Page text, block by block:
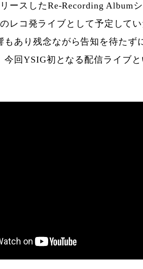
ースしたRe-Recording Album
のレコ発ライブとして予定して
もあり残念ながら告知を待たず
今回YSIG初となる配信ライブ